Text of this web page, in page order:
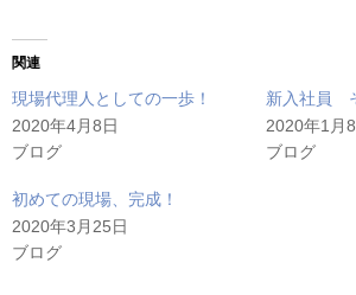
関連
現場代理人としての一歩！
2020年4月8日
ブログ
新入社員
2020年1月
ブログ
初めての現場、完成！
2020年3月25日
ブログ